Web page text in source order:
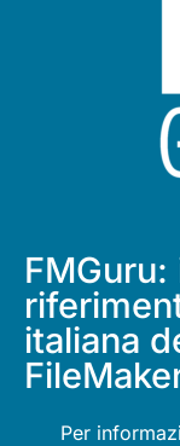
italiana
Per